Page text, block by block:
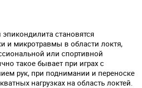
становятся
и микротравмы в области локтя,
или спортивной
такое бывает при играх с
рук, при поднимании и переноске
нагрузках на область локтей.